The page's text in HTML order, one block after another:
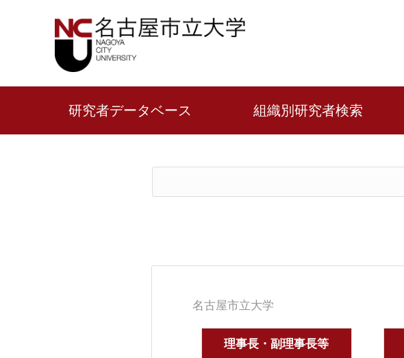
研究者データベース 組織別研究者検索
名古屋市立大学
理事長・副理事長等